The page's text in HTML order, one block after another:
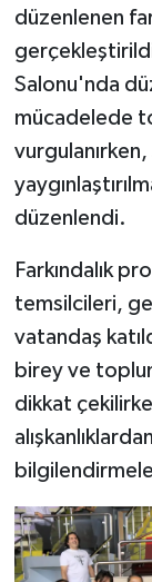
düzenlenen
Salonu'nda
mücadelede
vurgulanırken,
düzenlendi.
Farkındalık
temsilcileri,
vatandaş
birey ve
dikkat